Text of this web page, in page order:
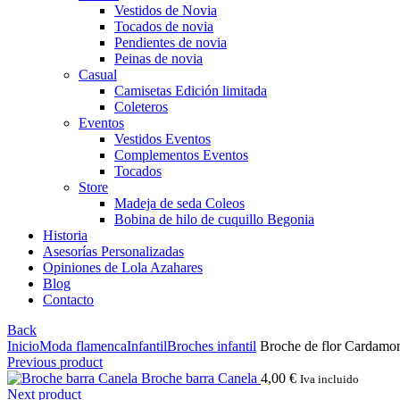
Vestidos de Novia
Tocados de novia
Pendientes de novia
Peinas de novia
Casual
Camisetas Edición limitada
Coleteros
Eventos
Vestidos Eventos
Complementos Eventos
Tocados
Store
Madeja de seda Coleos
Bobina de hilo de cuquillo Begonia
Historia
Asesorías Personalizadas
Opiniones de Lola Azahares
Blog
Contacto
Back
InicioModa flamencaInfantilBroches infantil Broche de flor
Previous product
Broche barra Canela 4,00 € Iva incluido
Next product